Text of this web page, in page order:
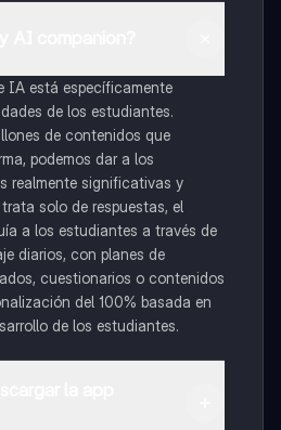
IA está específicamente
de los estudiantes.
de contenidos que
podemos dar a los
realmente significativas y
solo de respuestas, el
a los estudiantes a través de
diarios, con planes de
cuestionarios o contenidos
del 100% basada en
de los estudiantes.